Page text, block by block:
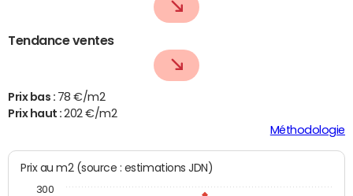
Tendance ventes
Prix bas : 78 €/m2
Prix haut :202 €/m2
Méthodologie
Prix au m2 (source : estimations JDN)
300